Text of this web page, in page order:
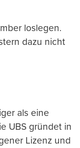
loslegen.
dazu nicht
als eine
UBS gründet in
Lizenz und